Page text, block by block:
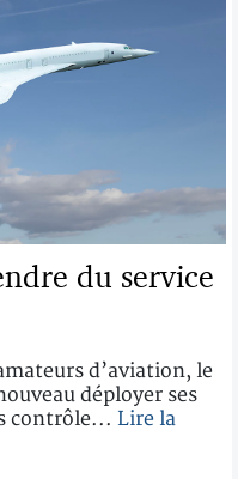
du service
d’aviation, le
déployer ses
contrôle... Lire la